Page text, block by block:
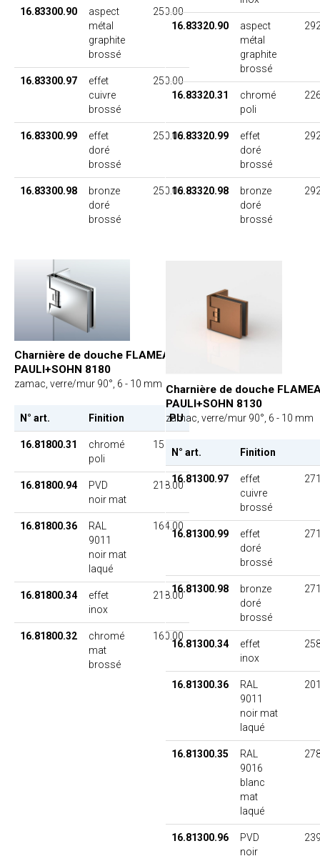
16.83300.90
aspect
métal
graphite
brossé
250.00
16.83300.97
effet
cuivre
brossé
250.00
16.83300.99
effet
doré
brossé
250.00
16.83300.98
bronze
doré
brossé
250.00
16.83320.90
aspect
métal
graphite
brossé
16.83320.31
chromé
poli
16.83320.99
effet
doré
brossé
16.83320.98
bronze
doré
brossé
Charnière de douche FLAMEA,
PAULI+SOHN 8180
zamac, verre/mur 90°, 6 - 10 mm
N° art. Finition PU
16.81800.31
chromé
poli
156.00
16.81800.94
PVD
noir mat
218.00
16.81800.36
RAL
9011
noir mat
laqué
164.00
16.81800.34
effet
inox
218.00
16.81800.32
chromé
mat
brossé
160.00
Charnière de douche
PAULI+SOHN 8130
zamac, verre/mur 90°, 6 - 10 mm
N° art. Finition
16.81300.97
effet
cuivre
brossé
16.81300.99
effet
doré
brossé
16.81300.98
bronze
doré
brossé
16.81300.34
effet
inox
16.81300.36
RAL
9011
noir mat
laqué
16.81300.35
RAL
9016
blanc
mat
laqué
16.81300.96
PVD
noir